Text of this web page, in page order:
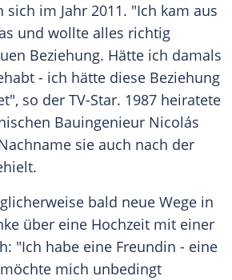
im Jahr 2011. "Ich kam aus
und wollte alles richtig
Beziehung. Hätte ich damals
- ich hätte diese Beziehung
so der TV-Star. 1987 heiratete
Bauingenieur Nicolás
sie auch nach der
bald neue Wege in
über eine Hochzeit mit einer
"Ich habe eine Freundin - eine
möchte mich unbedingt